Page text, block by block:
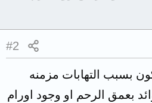
#2
بسبب التهابات مزمنه
بعمق الرحم او وجود اورام